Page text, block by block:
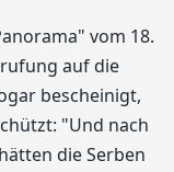
vom 18.
auf die
bescheinigt,
"Und nach
die Serben